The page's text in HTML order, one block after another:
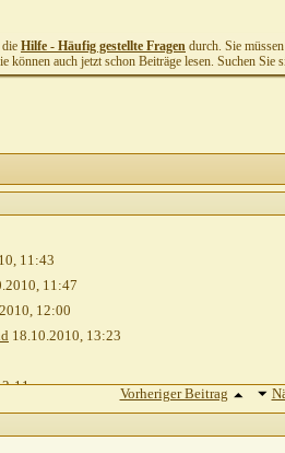
Hilfe - Häufig gestellte Fragen durch. Sie
können auch jetzt schon Beiträge lesen. Suchen Sie
11:43
11:47
12:00
18.10.2010, 13:23
Vorheriger Beitrag